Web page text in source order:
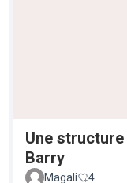
Une
Barry
Magali 4